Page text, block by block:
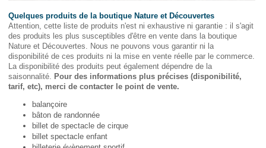
Quelques produits de la boutique Nature et Découvertes
Attention, cette liste de produits n'est ni exhaustive ni garantie : il s'agit
des produits les plus susceptibles d'être en vente dans la boutique
Nature et Découvertes. Nous ne pouvons vous garantir ni la
disponibilité de ces produits ni la mise en vente réelle par le commerce.
La disponibilité des produits peut également dépendre de la
saisonnalité. Pour des informations plus précises (disponibilité,
tarif, etc), merci de contacter le point de vente.
balançoire
bâton de randonnée
billet de spectacle de cirque
billet spectacle enfant